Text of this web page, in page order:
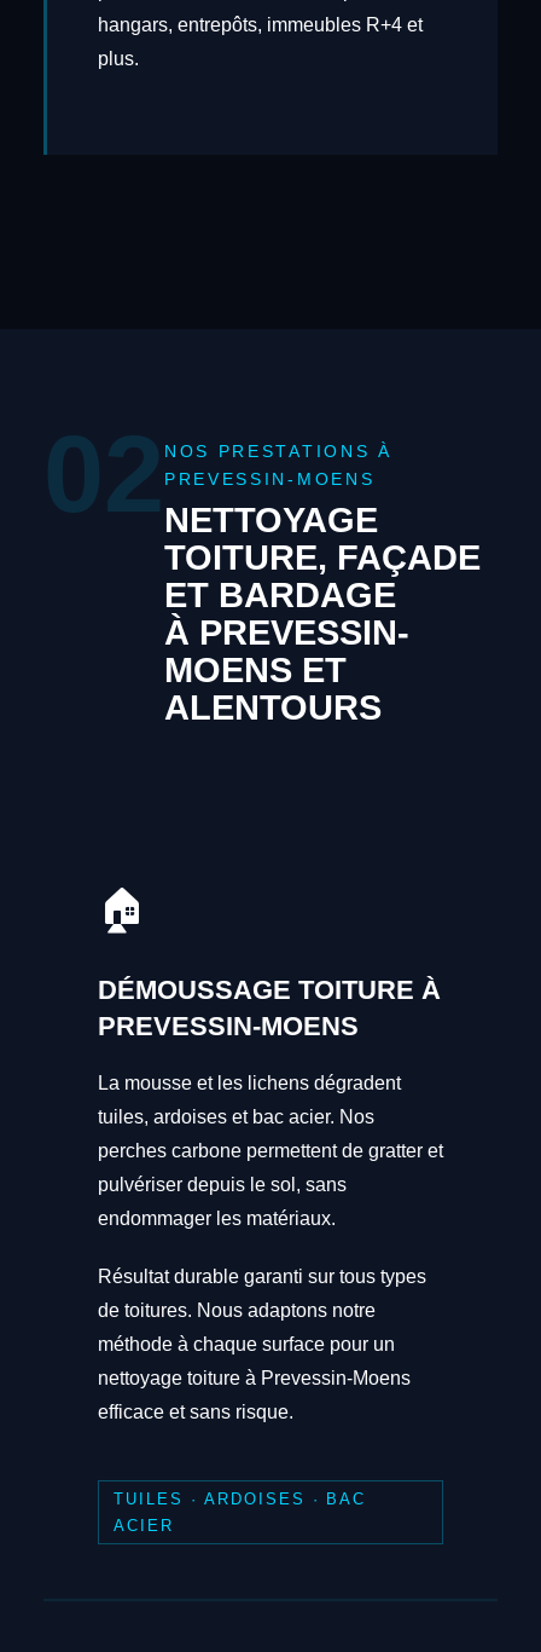
hangars, entrepôts, immeubles R+4 et
plus.
02 NOS PRESTATIONS À
PREVESSIN-MOENS
NETTOYAGE
TOITURE, FAÇADE
ET BARDAGE
À PREVESSIN-
MOENS ET
ALENTOURS
🏠
DÉMOUSSAGE TOITURE À
PREVESSIN-MOENS
La mousse et les lichens dégradent
tuiles, ardoises et bac acier. Nos
perches carbone permettent de gratter et
pulvériser depuis le sol, sans
endommager les matériaux.
Résultat durable garanti sur tous types
de toitures. Nous adaptons notre
méthode à chaque surface pour un
nettoyage toiture à Prevessin-Moens
efficace et sans risque.
TUILES · ARDOISES · BAC
ACIER